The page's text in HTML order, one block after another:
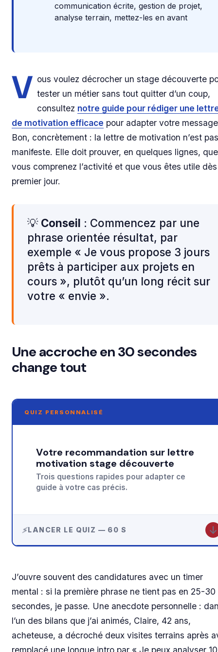
communication écrite, gestion de projet,
analyse terrain, mettez-les en avant
V ous voulez décrocher un stage découverte
tester un métier sans tout quitter d’un coup,
consultez notre guide pour rédiger une
de motivation efficace pour adapter votre
Bon, concrètement : la lettre de motivation n’est
manifeste. Elle doit prouver, en quelques lignes, que
vous comprenez l’activité et que vous êtes utile
premier jour.
💡 Conseil : Commencez par une
phrase orientée résultat, par
exemple « Je vous propose 3 jours
prêts à participer aux projets en
cours », plutôt qu’un long récit sur
votre « envie ».
Une accroche en 30 secondes
change tout
QUIZ PERSONNALISÉ
Votre recommandation sur lettre
motivation stage découverte
Trois questions rapides pour adapter ce
guide à votre cas précis.
LANCER LE QUIZ — 60 S ↓
J’ouvre souvent des candidatures avec un timer
mental : si la première phrase ne tient pas en 25-30
secondes, je passe. Une anecdote personnelle :
l’un des bilans que j’ai animés, Claire, 42 ans,
acheteuse, a décroché deux visites terrains après
remplacé une longue intro par « Je peux analyser 10